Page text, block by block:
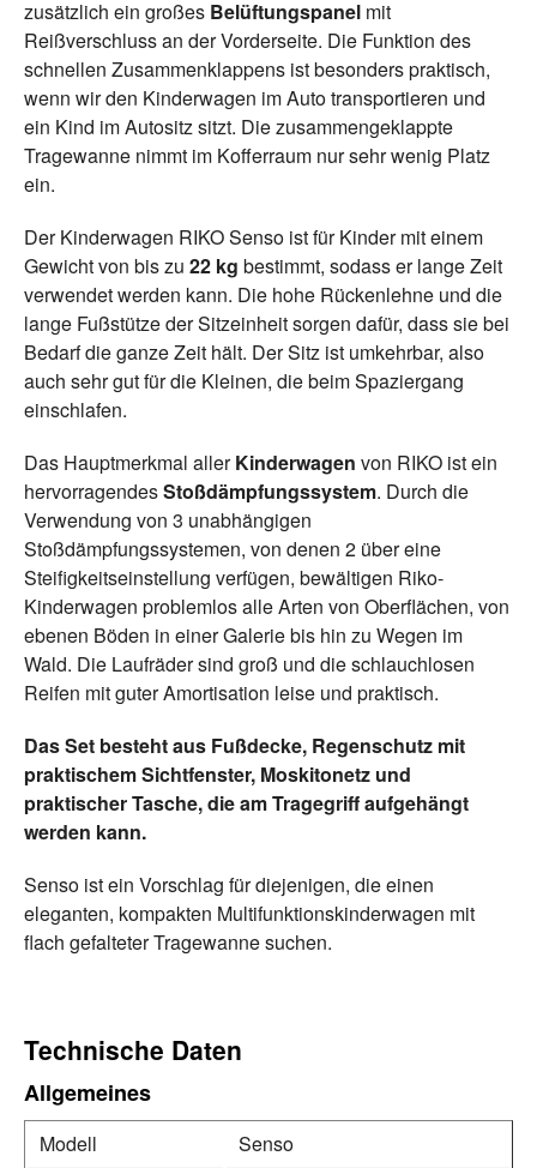
zusätzlich ein großes Belüftungspanel mit
Reißverschluss an der Vorderseite. Die Funktion des
schnellen Zusammenklappens ist besonders praktisch,
wenn wir den Kinderwagen im Auto transportieren und
ein Kind im Autositz sitzt. Die zusammengeklappte
Tragewanne nimmt im Kofferraum nur sehr wenig Platz
ein.
Der Kinderwagen RIKO Senso ist für Kinder mit einem
Gewicht von bis zu 22 kg bestimmt, sodass er lange Zeit
verwendet werden kann. Die hohe Rückenlehne und die
lange Fußstütze der Sitzeinheit sorgen dafür, dass sie bei
Bedarf die ganze Zeit hält. Der Sitz ist umkehrbar, also
auch sehr gut für die Kleinen, die beim Spaziergang
einschlafen.
Das Hauptmerkmal allerKinderwagen von RIKO ist ein
hervorragendesStoßdämpfungssystem. Durch die
Verwendung von 3 unabhängigen
Stoßdämpfungssystemen, von denen 2 über eine
Steifigkeitseinstellung verfügen, bewältigen Riko-
Kinderwagen problemlos alle Arten von Oberflächen, von
ebenen Böden in einer Galerie bis hin zu Wegen im
Wald. Die Laufräder sind groß und die schlauchlosen
Reifen mit guter Amortisation leise und praktisch.
Das Set besteht aus Fußdecke, Regenschutz mit
praktischem Sichtfenster, Moskitonetz und
praktischer Tasche, die am Tragegriff aufgehängt
werden kann.
Senso ist ein Vorschlag für diejenigen, die einen
eleganten, kompakten Multifunktionskinderwagen mit
flach gefalteter Tragewanne suchen.
Technische Daten
Allgemeines
Modell
Senso